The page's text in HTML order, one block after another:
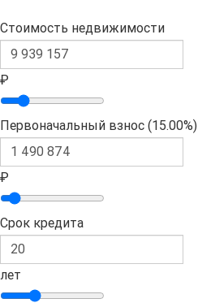
Стоимость недвижимости
₽
Первоначальный взнос (15.00%)
₽
Срок кредита
лет